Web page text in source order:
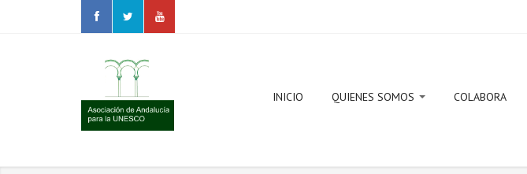
INICIO QUIENES SOMOS COLABORA